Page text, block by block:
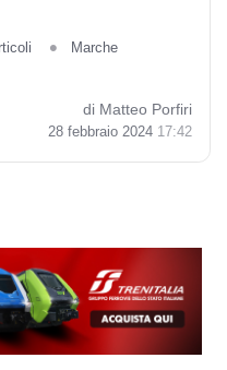
Marche
di Matteo Porfiri
28 febbraio 2024 17:42